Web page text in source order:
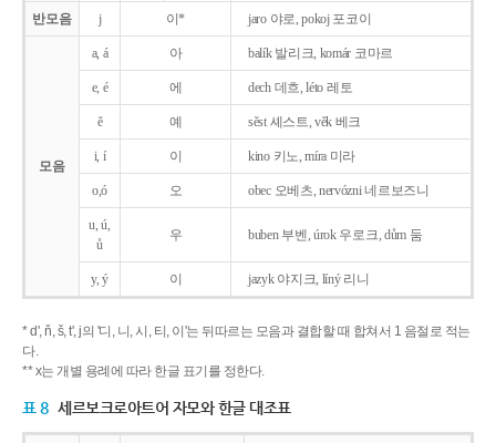
반모음 j 이* jaro 야로, pokoj 포코이
모음
a, á 아 balík 발리크, komár 코마르
e, é 에 dech 데흐, léto 레토
ě 예 sěst 셰스트, věk 베크
i, í 이 kino 키노, míra 미라
o,ó 오 obec 오베츠, nervózni 네르보즈니
u, ú,
ů
우 buben 부벤, úrok 우로크, dům 둠
y, ý 이 jazyk야지크, líný 리니
* d', ň, š, t', j의 '디, 니, 시, 티, 이'는 뒤따르는 모음과 결합할 때 합쳐서 1 음절로 적는
다.
** x는 개별 용례에 따라 한글 표기를 정한다.
표 8 세르보크로아트어 자모와 한글 대조표